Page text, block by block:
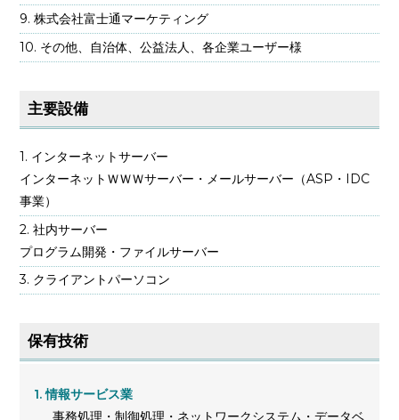
株式会社富士通マーケティング
その他、自治体、公益法人、各企業ユーザー様
主要設備
インターネットサーバー
インターネットＷＷＷサーバー・メールサーバー（ASP・IDC
事業）
社内サーバー
プログラム開発・ファイルサーバー
クライアントパーソコン
保有技術
情報サービス業
事務処理・制御処理・ネットワークシステム・データベ